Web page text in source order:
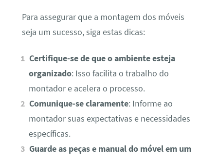
Para assegurar que a montagem dos móveis
seja um sucesso, siga estas dicas:
Certifique-se de que o ambiente esteja
organizado: Isso facilita o trabalho do
montador e acelera o processo.
Comunique-se claramente: Informe ao
montador suas expectativas e necessidades
específicas.
Guarde as peças e manual do móvel em um